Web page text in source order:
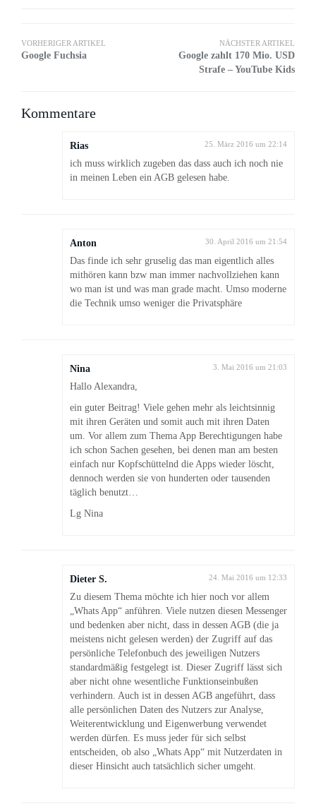
VORHERIGER ARTIKEL
Google Fuchsia
NÄCHSTER ARTIKEL
Google zahlt 170 Mio. USD
Strafe – YouTube Kids
Kommentare
Rias 25. März 2016 um 22:14
ich muss wirklich zugeben das dass auch ich noch nie
in meinen Leben ein AGB gelesen habe.
Anton 30. April 2016 um 21:54
Das finde ich sehr gruselig das man eigentlich alles
mithören kann bzw man immer nachvollziehen kann
wo man ist und was man grade macht. Umso moderne
die Technik umso weniger die Privatsphäre
Nina 3. Mai 2016 um 21:03
Hallo Alexandra,
ein guter Beitrag! Viele gehen mehr als leichtsinnig
mit ihren Geräten und somit auch mit ihren Daten
um. Vor allem zum Thema App Berechtigungen habe
ich schon Sachen gesehen, bei denen man am besten
einfach nur Kopfschüttelnd die Apps wieder löscht,
dennoch werden sie von hunderten oder tausenden
täglich benutzt…
Lg Nina
Dieter S. 24. Mai 2016 um 12:33
Zu diesem Thema möchte ich hier noch vor allem
„Whats App“ anführen. Viele nutzen diesen Messenger
und bedenken aber nicht, dass in dessen AGB (die ja
meistens nicht gelesen werden) der Zugriff auf das
persönliche Telefonbuch des jeweiligen Nutzers
standardmäßig festgelegt ist. Dieser Zugriff lässt sich
aber nicht ohne wesentliche Funktionseinbußen
verhindern. Auch ist in dessen AGB angeführt, dass
alle persönlichen Daten des Nutzers zur Analyse,
Weiterentwicklung und Eigenwerbung verwendet
werden dürfen. Es muss jeder für sich selbst
entscheiden, ob also „Whats App“ mit Nutzerdaten in
dieser Hinsicht auch tatsächlich sicher umgeht.